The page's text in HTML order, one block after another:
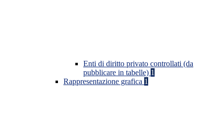
Enti di diritto privato controllati (da
pubblicare in tabelle) 1
Rappresentazione grafica 1